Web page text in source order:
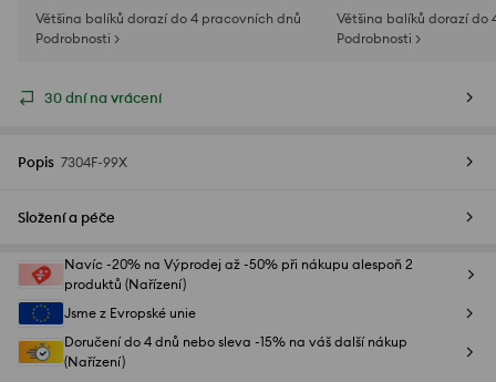
Většina balíků dorazí do 4 pracovních dnů
Podrobnosti >
Většina balíků dorazí do
Podrobnosti >
30 dní na vrácení
Popis 7304F-99X
Složení a péče
Navíc -20% na Výprodej až -50% při nákupu alespoň 2
produktů (Nařízení)
Jsme z Evropské unie
Doručení do 4 dnů nebo sleva -15% na váš další nákup
(Nařízení)